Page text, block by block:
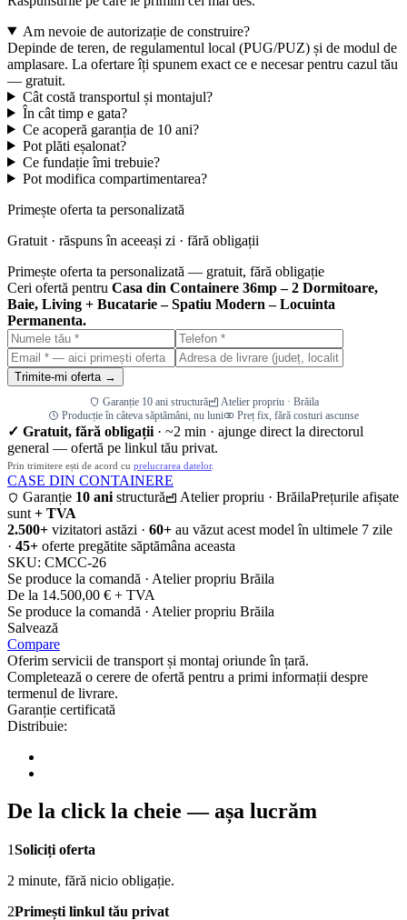
Am nevoie de autorizație de construire?
Depinde de teren, de regulamentul local (PUG/PUZ) și de modul de
amplasare. La ofertare îți spunem exact ce e necesar pentru cazul tău
— gratuit.
Cât costă transportul și montajul?
În cât timp e gata?
Ce acoperă garanția de 10 ani?
Pot plăti eșalonat?
Ce fundație îmi trebuie?
Pot modifica compartimentarea?
Primește oferta ta personalizată
Gratuit · răspuns în aceeași zi · fără obligații
Primește oferta ta personalizată — gratuit, fără obligație
Ceri ofertă pentru Casa din Containere 36mp – 2 Dormitoare,
Baie, Living + Bucatarie – Spatiu Modern – Locuinta
Permanenta.
Trimite-mi oferta →
Garanție 10 ani structură
Atelier propriu · Brăila
Producție în câteva săptămâni, nu luni
Preț fix, fără costuri ascunse
✓ Gratuit, fără obligații · ~2 min · ajunge direct la directorul
general — ofertă pe linkul tău privat.
Prin trimitere ești de acord cu prelucrarea datelor.
CASE DIN CONTAINERE
Garanție 10 ani structură Atelier propriu · BrăilaPrețurile afișate
sunt + TVA
2.500+ vizitatori astăzi · 60+ au văzut acest model în ultimele 7 zile
· 45+ oferte pregătite săptămâna aceasta
SKU: CMCC-26
Se produce la comandă · Atelier propriu Brăila
De la 14.500,00 € + TVA
Se produce la comandă · Atelier propriu Brăila
Salvează
Compare
Oferim servicii de transport și montaj oriunde în țară.
Completează o cerere de ofertă pentru a primi informații despre
termenul de livrare.
Garanție certificată
Distribuie:
De la click la cheie — așa lucrăm
1Soliciți oferta
2 minute, fără nicio obligație.
2Primești linkul tău privat